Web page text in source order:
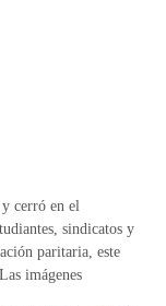
cerró en el
sindicatos y
paritaria, este
imágenes